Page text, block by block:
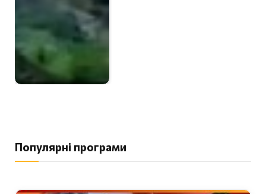
Популярні програми